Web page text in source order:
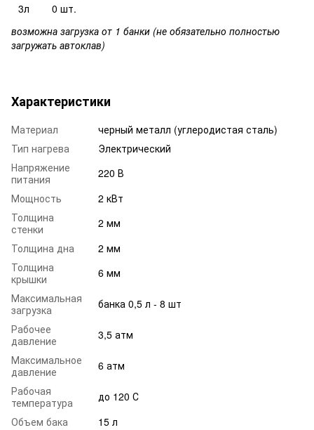
3л
0 шт.
возможна загрузка от 1 банки (не обязательно полностью
загружать автоклав)
Характеристики
Материал
черный металл (углеродистая сталь)
Тип нагрева
Электрический
Напряжение
питания
220 В
Мощность
2 кВт
Толщина
стенки
2 мм
Толщина дна
2 мм
Толщина
крышки
6 мм
Максимальная
загрузка
банка 0,5 л - 8 шт
Рабочее
давление
3,5 атм
Максимальное
давление
6 атм
Рабочая
температура
до 120 С
Объем бака
15 л